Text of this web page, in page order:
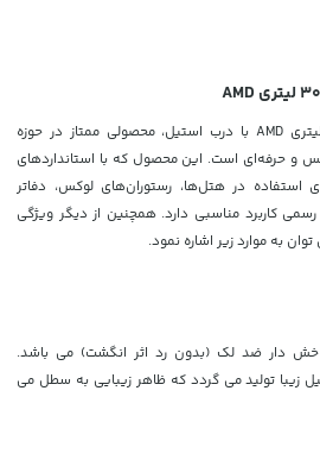
سطل زباله استیل آرام بند 30 لیتری AMD با درب استیل، محصولی ممتاز در حوزه
و حرفه‌ای است. این محصول که با استانداردهای
استفاده در هتل‌ها، رستوران‌های لوکس، دفاتر
کاربرد مناسبی دارد. همچنین از دیگر ویژگی
به موارد زیر اشاره نمود.
خش دار ضد لک (بدون رد اثر انگشت) می باشد.
زیبا تولید می گردد که ظاهر زیبایی به سطل می